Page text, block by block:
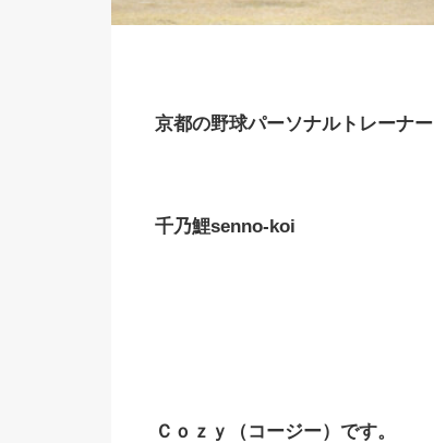
京都の野球パーソナルトレーナー
千乃鯉senno-koi
Ｃｏｚｙ（コージー）です。